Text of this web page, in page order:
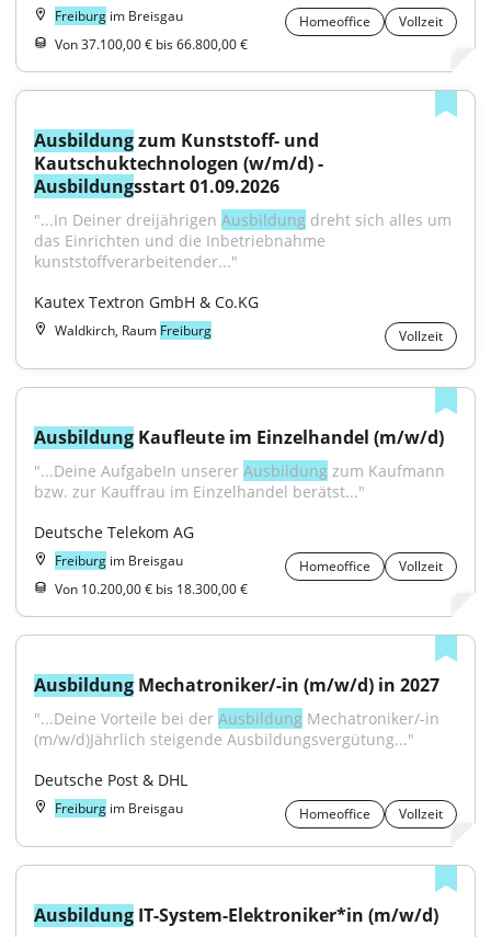
Freiburg im Breisgau Homeoffice
Vollzeit
Von 37.100,00 € bis 66.800,00 €
Ausbildung zum Kunststoff- und
Ausbildungsstart 01.09.2026
"...In Deiner dreijährigen Ausbildung dreht sich alles um
das Einrichten und die Inbetriebnahme
kunststoffverarbeitender..."
Kautex Textron GmbH & Co.KG
Waldkirch, Raum Freiburg Vollzeit
Ausbildung Kaufleute im Einzelhandel (m/w/d)
"...Deine AufgabeIn unserer Ausbildung zum Kaufmann
bzw. zur Kauffrau im Einzelhandel berätst..."
Deutsche Telekom AG
Freiburg im Breisgau Homeoffice
Vollzeit
Von 10.200,00 € bis 18.300,00 €
Ausbildung Mechatroniker/-in (m/w/d) in 2027
"...Deine Vorteile bei der Ausbildung Mechatroniker/-in
(m/w/d)Jährlich steigende Ausbildungsvergütung..."
Deutsche Post & DHL
Freiburg im Breisgau Homeoffice Vollzeit
Ausbildung IT-System-Elektroniker*in (m/w/d)